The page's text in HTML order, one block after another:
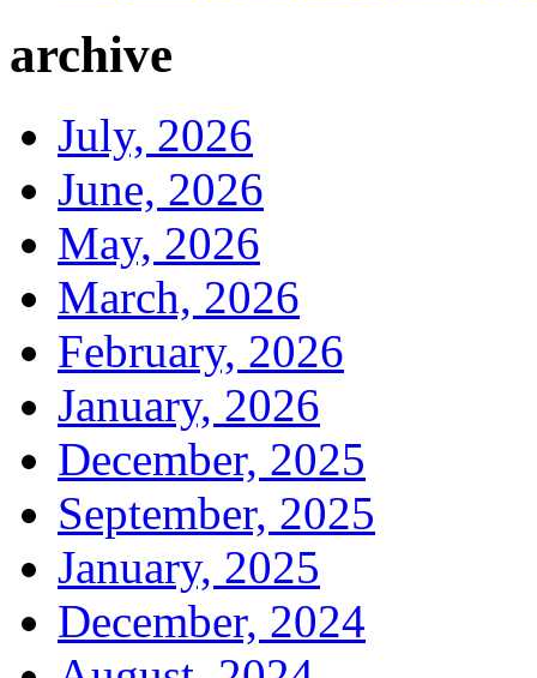
archive
July, 2026
June, 2026
May, 2026
March, 2026
February, 2026
January, 2026
December, 2025
September, 2025
January, 2025
December, 2024